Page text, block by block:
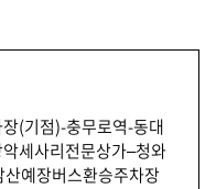
(기점)-충무로역-동대
세사리전문상가–청와
예장버스환승주차장